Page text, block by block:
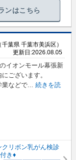
ンはこちら
千葉県 千葉市美浜区）
更新日:2026.08.05
イオンモール幕張新
ございます。
業などで...
続きを読
リボン乳がん検診
き♦